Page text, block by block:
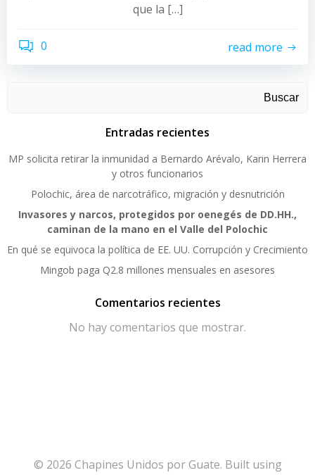
que la […]
0 read more
Buscar
Entradas recientes
MP solicita retirar la inmunidad a Bernardo Arévalo, Karin Herrera
y otros funcionarios
Polochic, área de narcotráfico, migración y desnutrición
Invasores y narcos, protegidos por oenegés de DD.HH.,
caminan de la mano en el Valle del Polochic
En qué se equivoca la política de EE. UU. Corrupción y Crecimiento
Mingob paga Q2.8 millones mensuales en asesores
Comentarios recientes
No hay comentarios que mostrar.
© 2026 Chapines Unidos por Guate. Built using